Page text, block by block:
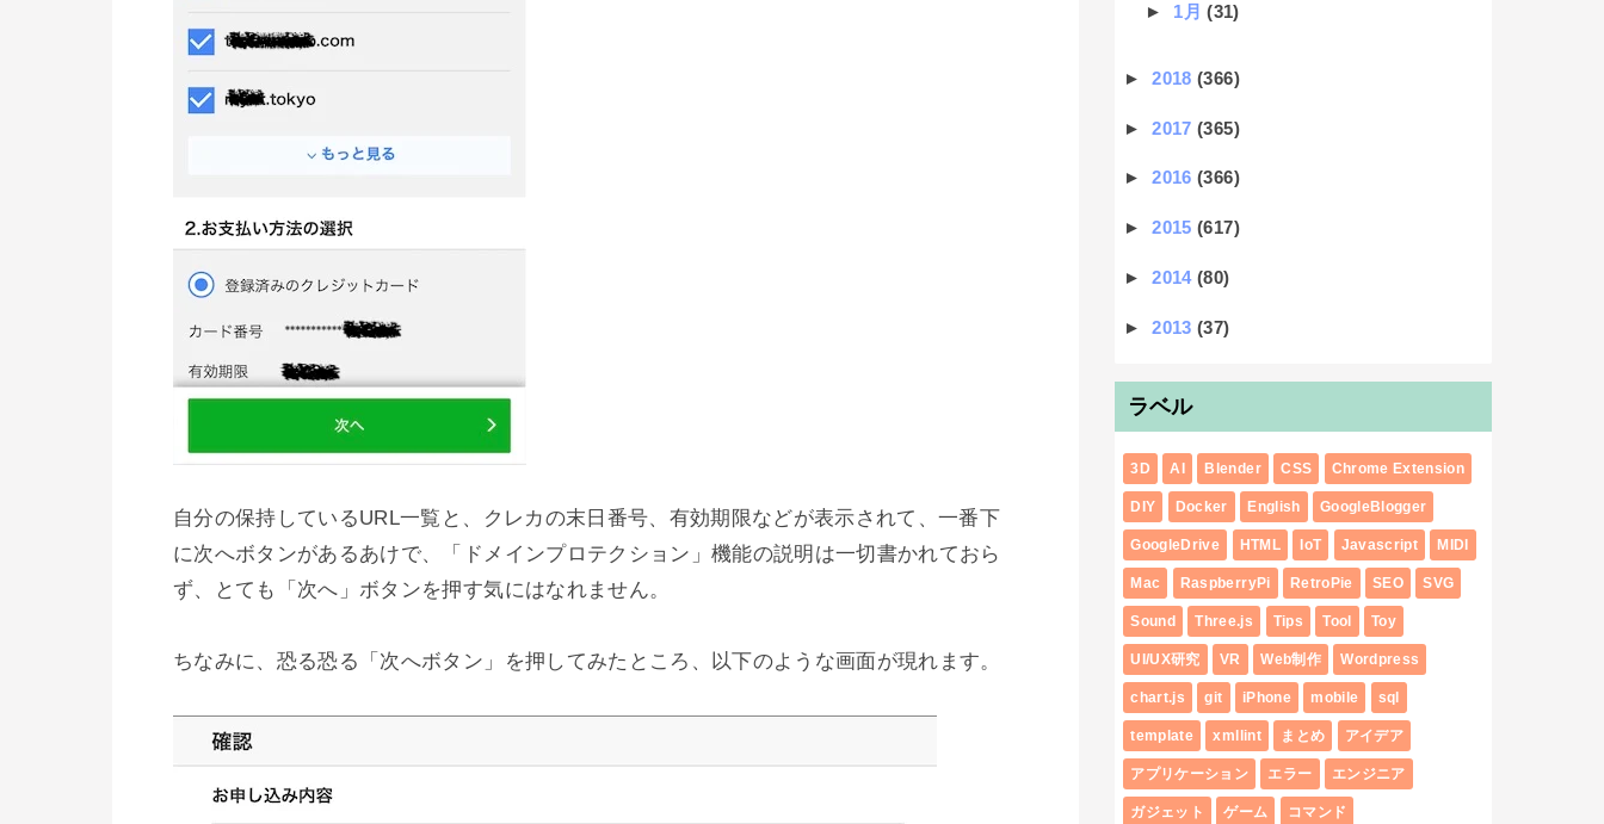
自分の保持しているURL一覧と、クレカの末日番号、有効期限などが表示されて、一番下
に次へボタンがあるあけで、「ドメインプロテクション」機能の説明は一切書かれておら
ず、とても「次へ」ボタンを押す気にはなれません。
ちなみに、恐る恐る「次へボタン」を押してみたところ、以下のような画面が現れます。
► 1月(31)
►2018(366)
►2017(365)
►2016(366)
►2015(617)
►2014(80)
►2013(37)
ラベル
3D AI Blender CSS Chrome Extension
DIY Docker English GoogleBlogger
GoogleDrive HTML IoT Javascript MIDI
Mac RaspberryPi RetroPie SEO SVG
Sound Three.js Tips Tool Toy
UI/UX研究 VR Web制作 Wordpress
chart.js git iPhone mobile sql
template xmllint まとめ アイデア
アプリケーション エラー エンジニア
ガジェット ゲーム コマンド